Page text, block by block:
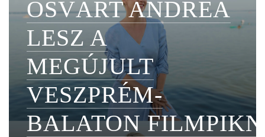
OSVÁRT ANDREA
LESZ A
MEGÚJULT
VESZPRÉM-
BALATON